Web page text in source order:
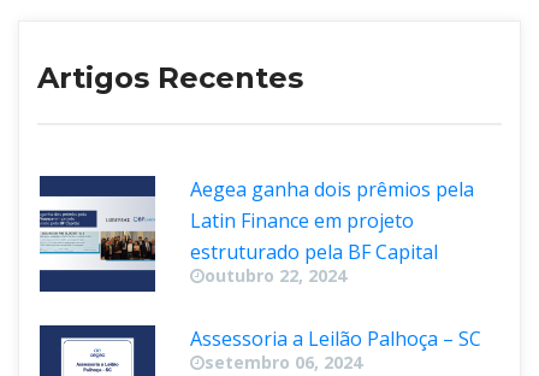
Artigos Recente
Aegea ganha dois prêmios pela
Latin Finance em projeto
estruturado pela BF Capital
outubro 22, 2024
Assessoria a Leilão Palhoça – SC
etembro 06, 2024